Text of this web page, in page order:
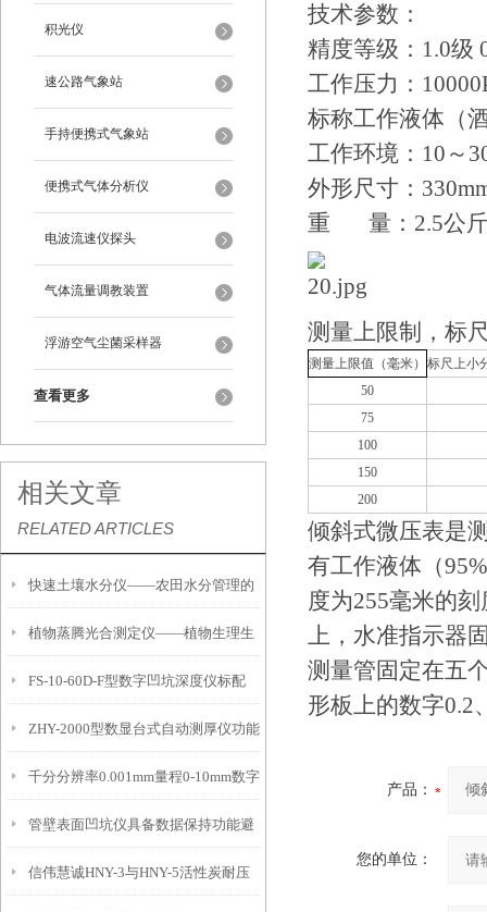
积光仪
速公路气象站
手持便携式气象站
便携式气体分析仪
电波流速仪探头
气体流量调教装置
浮游空气尘菌采样器
查看更多
相关文章
RELATED ARTICLES
快速土壤水分仪——农田水分管理的
便携式检测工具
植物蒸腾光合测定仪——植物生理生
态的实时监测设备
FS-10-60D-F型数字凹坑深度仪标配
IP54级表头分辨率0.01mm量程
10mm！
ZHY-2000型数显台式自动测厚仪功能
特点
千分分辨率0.001mm量程0-10mm数字
埋头度仪技术参数！
管壁表面凹坑仪具备数据保持功能避
免测试过程中测针移动导致数据变动
信伟慧诚HNY-3与HNY-5活性炭耐压
技术参数：
精度等级：1.0级
工作压力：
标称工作液体（
工作环境：10～
外形尺寸：
重 量：2.5公
测量上限制，标
测量上限值（毫米） 标尺上小
50
75
100
150
200
倾斜式微压表是
有工作液体（
度为255毫米的
上，水准指示器
测量管固定在五
形板上的数字0.2
产品：
您的单位：